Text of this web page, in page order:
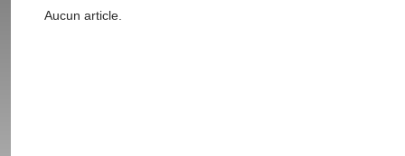
Aucun article.